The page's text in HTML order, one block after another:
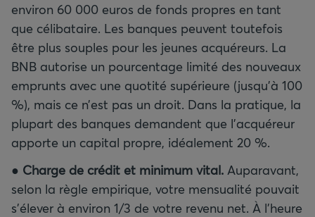
environ 60 000 euros de fonds propres en tant
que célibataire. Les banques peuvent toutefois
être plus souples pour les jeunes acquéreurs. La
BNB autorise un pourcentage limité des nouveaux
emprunts avec une quotité supérieure (jusqu’à 100
%), mais ce n’est pas un droit. Dans la pratique, la
plupart des banques demandent que l’acquéreur
apporte un capital propre, idéalement 20 %.
● Charge de crédit et minimum vital. Auparavant,
selon la règle empirique, votre mensualité pouvait
s’élever à environ 1/3 de votre revenu net. À l’heure